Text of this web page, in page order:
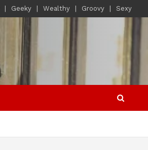
Geeky Wealthy Groovy Sexy